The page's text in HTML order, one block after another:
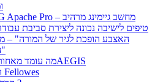
MSI GE72MVR 7RG Apache Pro – מחשב גיימינג מרהיב
טיפים לישיבה נכונה ליצירת סביבת
"האצבע הופכת לגיר של המורה" –
"המחשב הוא הפה שלי"
מה עומד מאחוריי העיצוב של מחשב הAEGIS
הכירו את המגרסות של Fellowes